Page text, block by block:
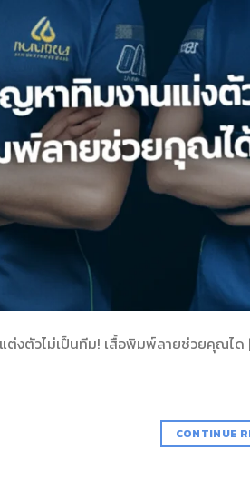
งตัวไม่เป็นทีม! เสื้อพิมพ์ลายช่วยคุณได
CONTINUE